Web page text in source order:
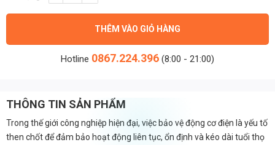
THÊM VÀO GIỎ HÀNG
Hotline 0867.224.396 (8:00 - 21:00)
THÔNG TIN SẢN PHẨM
Trong thế giới công nghiệp hiện đại, việc bảo vệ động cơ điện là yếu tố
then chốt để đảm bảo hoạt động liên tục, ổn định và kéo dài tuổi thọ